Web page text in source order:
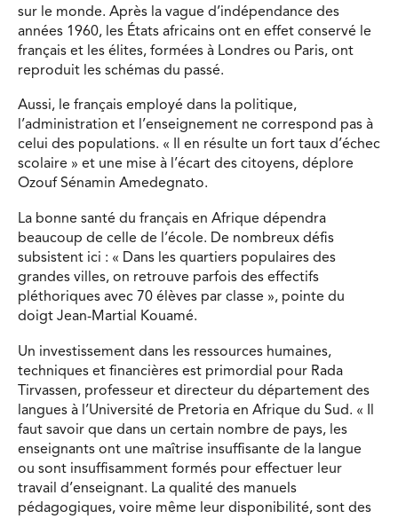
sur le monde. Après la vague d’indépendance des
années 1960, les États africains ont en effet conservé le
français et les élites, formées à Londres ou Paris, ont
reproduit les schémas du passé.
Aussi, le français employé dans la politique,
l’administration et l’enseignement ne correspond pas à
celui des populations. « Il en résulte un fort taux d’échec
scolaire » et une mise à l’écart des citoyens, déplore
Ozouf Sénamin Amedegnato.
La bonne santé du français en Afrique dépendra
beaucoup de celle de l’école. De nombreux défis
subsistent ici : « Dans les quartiers populaires des
grandes villes, on retrouve parfois des effectifs
pléthoriques avec 70 élèves par classe », pointe du
doigt Jean-Martial Kouamé.
Un investissement dans les ressources humaines,
techniques et financières est primordial pour Rada
Tirvassen, professeur et directeur du département des
langues à l’Université de Pretoria en Afrique du Sud. « Il
faut savoir que dans un certain nombre de pays, les
enseignants ont une maîtrise insuffisante de la langue
ou sont insuffisamment formés pour effectuer leur
travail d’enseignant. La qualité des manuels
pédagogiques, voire même leur disponibilité, sont des